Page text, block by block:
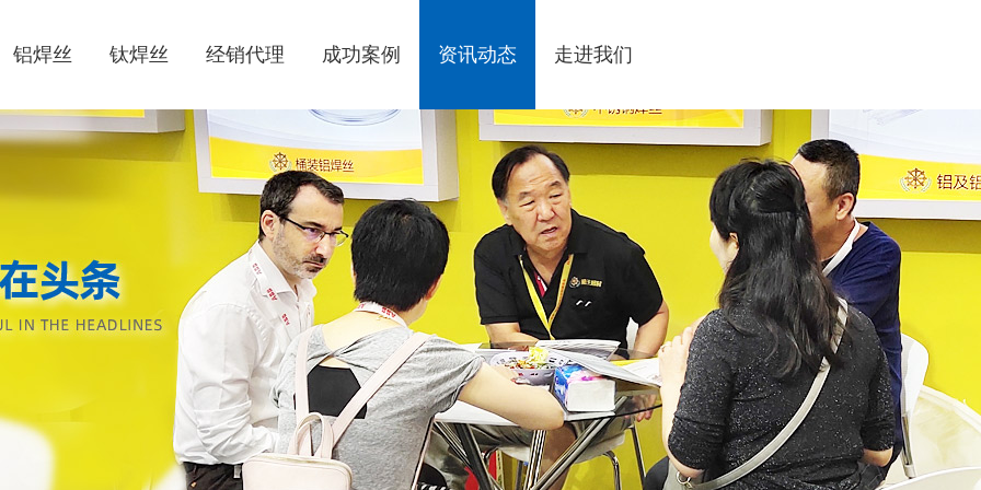
铝焊丝 钛焊丝 经销代理 成功案例 资讯动态 走进我们